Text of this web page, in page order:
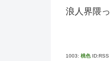
浪人界隈
1003: 桃色 ID:RSS